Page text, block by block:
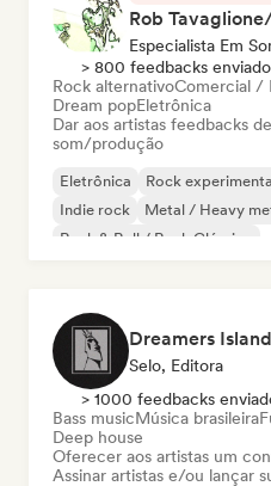
Rob
Especialista Em
> 800 feedbacks
Rock alternativoComercial /
Dream popEletrônica
Dar aos artistas feedbacks
som/produção
Eletrônica Rock
Indie rock
Metal / Heavy
Rock & Roll / Rock Clássico
Dreamers
Selo, Editora
> 1000 feedbacks
Bass musicMúsica brasileira
Deep house
Oferecer aos artistas um
Assinar artistas e/ou lançar